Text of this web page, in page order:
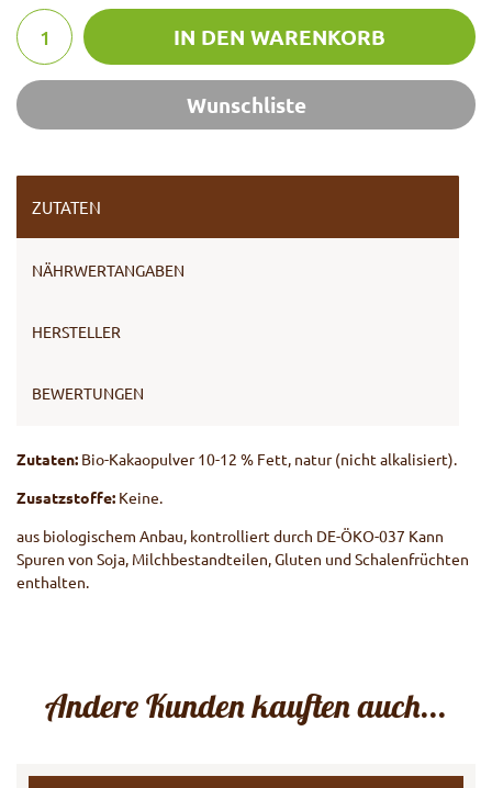
IN DEN WARENKORB
Wunschliste
ZUTATEN
NÄHRWERTANGABEN
HERSTELLER
BEWERTUNGEN
Zutaten: Bio-Kakaopulver 10-12 % Fett, natur (nicht alkalisiert).
Zusatzstoffe: Keine.
aus biologischem Anbau, kontrolliert durch DE-ÖKO-037 Kann
Spuren von Soja, Milchbestandteilen, Gluten und Schalenfrüchten
enthalten.
Andere Kunden kauften auch...